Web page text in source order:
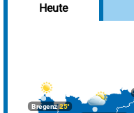
Heute
Bregenz25°